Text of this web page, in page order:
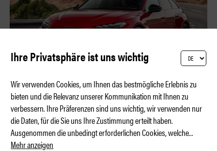
Zen und Zorn
Ihre Privatsphäre ist uns wichtig
Wir verwenden Cookies, um Ihnen das bestmögliche Erlebnis zu
bieten und die Relevanz unserer Kommunikation mit Ihnen zu
verbessern. Ihre Präferenzen sind uns wichtig, wir verwenden nur
die Daten, für die Sie uns Ihre Zustimmung erteilt haben.
Ausgenommen die unbedingt erforderlichen Cookies, welche...
Mehr anzeigen